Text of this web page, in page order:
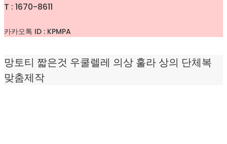
T : 1670-8611
카카오톡 ID : KPMPA
망토티 짧은것 우쿨렐레 의상 훌라 상의 단체복
맞춤제작